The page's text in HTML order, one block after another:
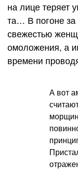
на лице теряет
та… В погоне
свежестью
омоложения, а
времени
А вот